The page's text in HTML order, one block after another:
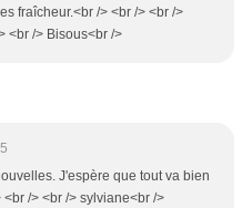
fraîcheur.<br /> <br /> <br />
<br /> Bisous<br />
J'espère que tout va bien
/> <br /> sylviane<br />